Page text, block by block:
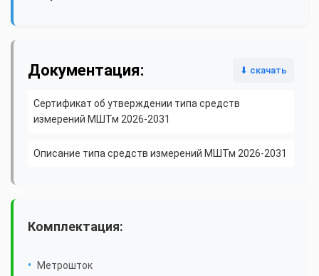
Документация: ⬇ скачать
Сертификат об утверждении типа средств
измерений МШТм 2026-2031
Описание типа средств измерений МШТм 2026-2031
Комплектация:
Метрошток